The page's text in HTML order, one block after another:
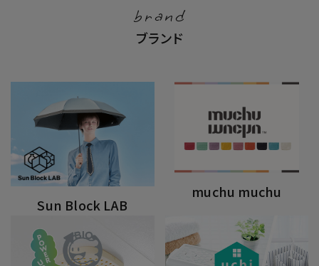
brand
ブランド
Sun Block LAB
muchu muchu